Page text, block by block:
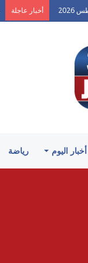
أخبار عاجلة
أخبار اليوم رياضة